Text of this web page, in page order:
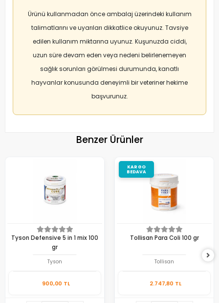
Ürünü kullanmadan önce ambalaj üzerindeki kullanım
talimatlarını ve uyarıları dikkatlice okuyunuz. Tavsiye
edilen kullanım miktarına uyunuz. Kuşunuzda ciddi,
uzun süre devam eden veya nedeni belirlenemeyen
sağlık sorunları görülmesi durumunda, kanatlı
hayvanlar konusunda deneyimli bir veteriner hekime
başvurunuz.
Benzer Ürünler
Tyson Defensive 5 in 1 mix 100
gr
Tyson
900,00 TL
KARGO
BEDAVA
Tollisan Para Coli 100 gr
Tollisan
2.747,80 TL